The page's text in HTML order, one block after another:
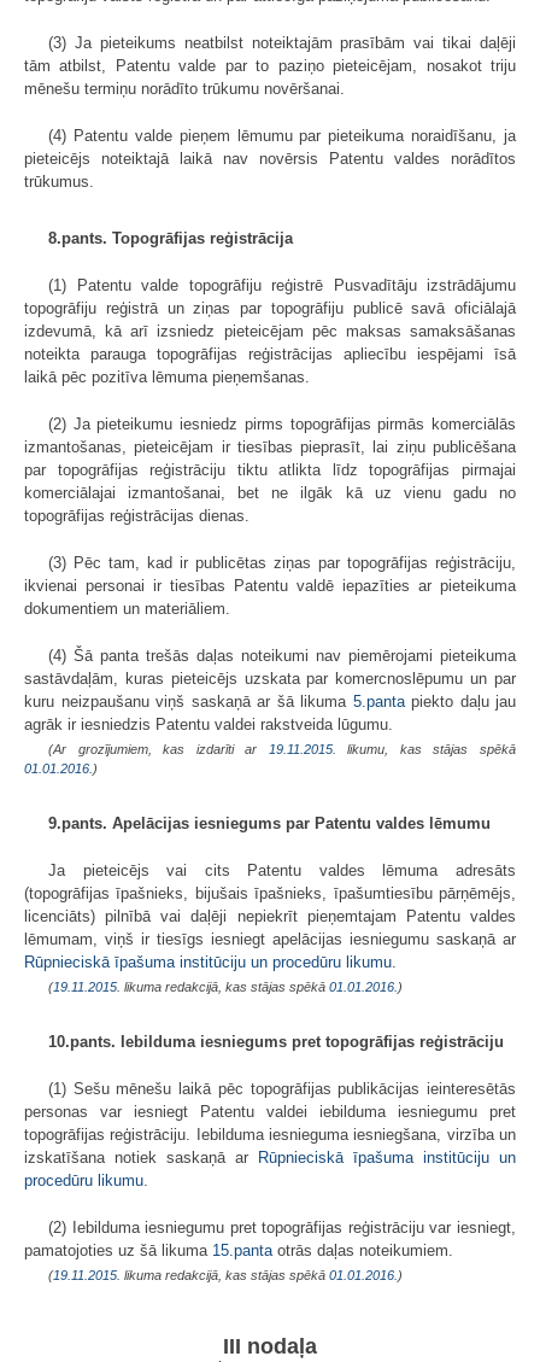
(3) Ja pieteikums neatbilst noteiktajām prasībām vai tikai daļēji
tām atbilst, Patentu valde par to paziņo pieteicējam, nosakot triju
mēnešu termiņu norādīto trūkumu novēršanai.
(4) Patentu valde pieņem lēmumu par pieteikuma noraidīšanu, ja
pieteicējs noteiktajā laikā nav novērsis Patentu valdes norādītos
trūkumus.
8.pants. Topogrāfijas reģistrācija
(1) Patentu valde topogrāfiju reģistrē Pusvadītāju izstrādājumu
topogrāfiju reģistrā un ziņas par topogrāfiju publicē savā oficiālajā
izdevumā, kā arī izsniedz pieteicējam pēc maksas samaksāšanas
noteikta parauga topogrāfijas reģistrācijas apliecību iespējami īsā
laikā pēc pozitīva lēmuma pieņemšanas.
(2) Ja pieteikumu iesniedz pirms topogrāfijas pirmās komerciālās
izmantošanas, pieteicējam ir tiesības pieprasīt, lai ziņu publicēšana
par topogrāfijas reģistrāciju tiktu atlikta līdz topogrāfijas pirmajai
komerciālajai izmantošanai, bet ne ilgāk kā uz vienu gadu no
topogrāfijas reģistrācijas dienas.
(3) Pēc tam, kad ir publicētas ziņas par topogrāfijas reģistrāciju,
ikvienai personai ir tiesības Patentu valdē iepazīties ar pieteikuma
dokumentiem un materiāliem.
(4) Šā panta trešās daļas noteikumi nav piemērojami pieteikuma
sastāvdaļām, kuras pieteicējs uzskata par komercnoslēpumu un par
kuru neizpaušanu viņš saskaņā ar šā likuma 5.pantapiekto daļu jau
agrāk ir iesniedzis Patentu valdei rakstveida lūgumu.
(Ar grozījumiem, kas izdarīti ar 19.11.2015. likumu, kas stājas spēkā
01.01.2016.)
9.pants. Apelācijas iesniegums par Patentu valdes lēmumu
Ja pieteicējs vai cits Patentu valdes lēmuma adresāts
(topogrāfijas īpašnieks, bijušais īpašnieks, īpašumtiesību pārņēmējs,
licenciāts) pilnībā vai daļēji nepiekrīt pieņemtajam Patentu valdes
lēmumam, viņš ir tiesīgs iesniegt apelācijas iesniegumu saskaņā ar
Rūpnieciskā īpašuma institūciju un procedūru likumu.
(19.11.2015. likuma redakcijā, kas stājas spēkā 01.01.2016.)
10.pants. Iebilduma iesniegums pret topogrāfijas reģistrāciju
(1) Sešu mēnešu laikā pēc topogrāfijas publikācijas ieinteresētās
personas var iesniegt Patentu valdei iebilduma iesniegumu pret
topogrāfijas reģistrāciju. Iebilduma iesnieguma iesniegšana, virzība un
izskatīšana notiek saskaņā ar
Rūpnieciskā īpašuma institūciju un
procedūru likumu.
(2) Iebilduma iesniegumu pret topogrāfijas reģistrāciju var iesniegt,
pamatojoties uz šā likuma 15.pantaotrās daļas noteikumiem.
(19.11.2015. likuma redakcijā, kas stājas spēkā 01.01.2016.)
III nodaļa